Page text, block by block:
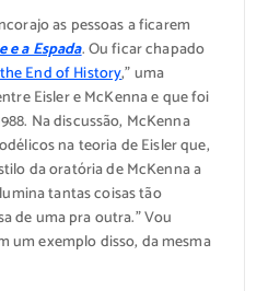
as pessoas a ficarem
e a Espada. Ou ficar chapado
End of History,” uma
Eisler e McKenna e que foi
Na discussão, McKenna
na teoria de Eisler que,
da oratória de McKenna a
tantas coisas tão
de uma pra outra.” Vou
um exemplo disso, da mesma